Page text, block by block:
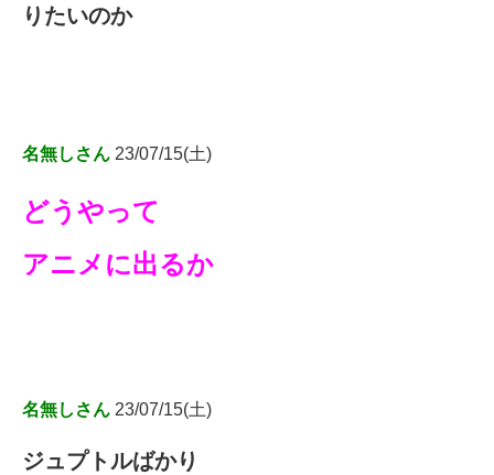
りたいのか
名無しさん 23/07/15(土)
どうやって
アニメに出るか
名無しさん 23/07/15(土)
ジュプトルばかり